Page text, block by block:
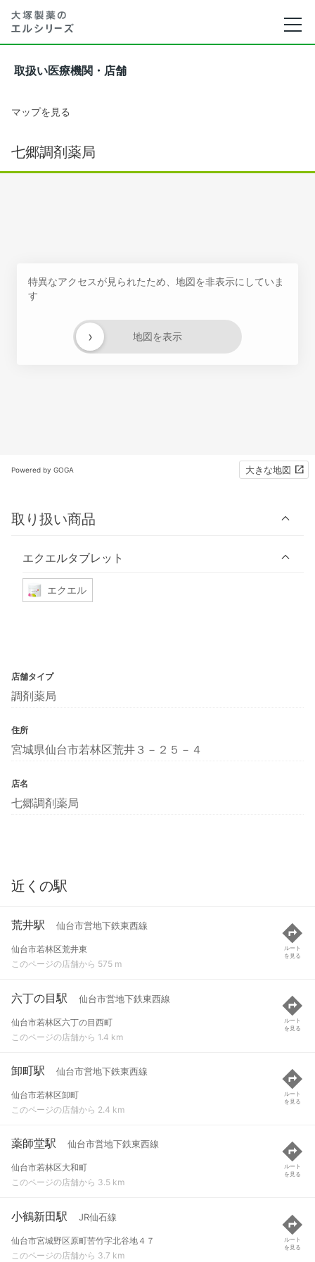
取扱い医療機関・店舗
マップを見る
七郷調剤薬局
特異なアクセスが見られたため、地図を非表示にしていま
す
地図を表示
›
Powered by GOGA 大きな地図
取り扱い商品
エクエルタブレット
エクエル
店舗タイプ
調剤薬局
住所
宮城県仙台市若林区荒井３－２５－４
店名
七郷調剤薬局
近くの駅
荒井駅 仙台市営地下鉄東西線
仙台市若林区荒井東
このページの店舗から 575 m
ルート
を見る
六丁の目駅 仙台市営地下鉄東西線
仙台市若林区六丁の目西町
このページの店舗から 1.4 km
ルート
を見る
卸町駅 仙台市営地下鉄東西線
仙台市若林区卸町
このページの店舗から 2.4 km
ルート
を見る
薬師堂駅 仙台市営地下鉄東西線
仙台市若林区大和町
このページの店舗から 3.5 km
ルート
を見る
小鶴新田駅 JR仙石線
仙台市宮城野区原町苦竹字北谷地４７
このページの店舗から 3.7 km
ルート
を見る